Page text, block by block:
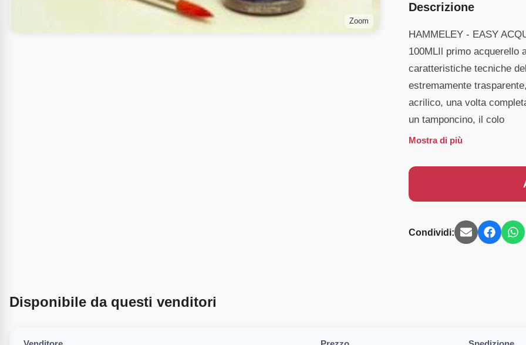
Zoom
Descrizione
HAMMELEY - EASY
100MLIl primo acquerello
caratteristiche tecniche
estremamente
acrilico, una volta
un tamponcino, il colo
Mostra di più
Condividi:
Disponibile da questi venditori